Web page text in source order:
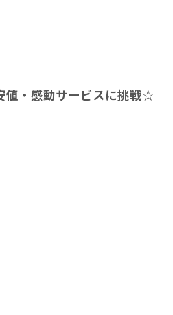
値・感動サービスに挑戦☆